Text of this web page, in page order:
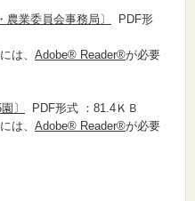
業委員会事務局〕
PDF形
は、 Adobe® Reader®が必要
〕
PDF形式 ：81.4ＫＢ
は、 Adobe® Reader®が必要